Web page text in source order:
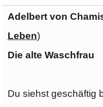
Adelbert von
Leben)
Die alte Waschfrau
Du siehst geschäftig